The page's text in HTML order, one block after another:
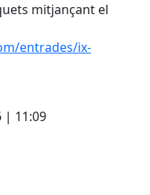
mitjançant el
entrades/ix-
| 11:09